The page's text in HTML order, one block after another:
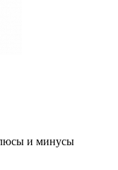
и минусы